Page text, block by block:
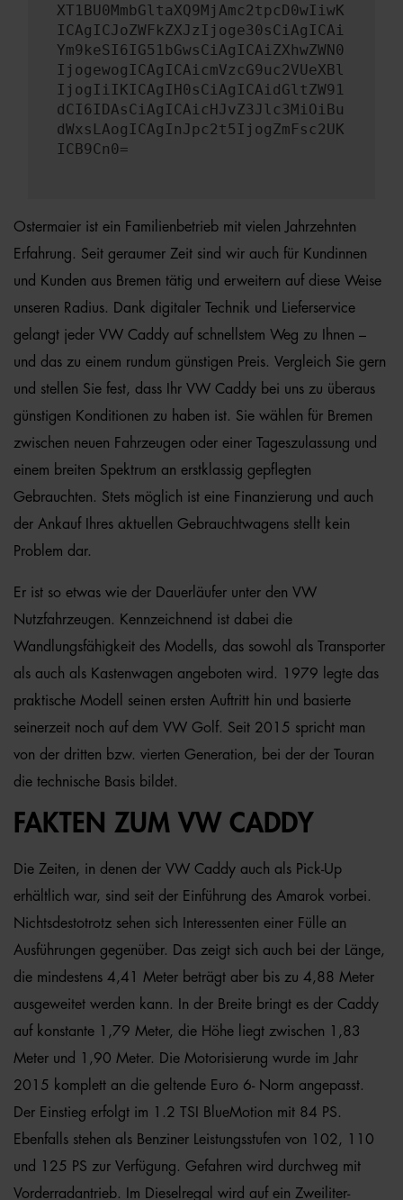
XT1BU0MmbGltaXQ9MjAmc2tpcD0wIiwK
ICAgICJoZWFkZXJzIjoge30sCiAgICAi
Ym9keSI6IG51bGwsCiAgICAiZXhwZWN0
IjogewogICAgICAicmVzcG9uc2VUeXBl
IjogIiIKICAgIH0sCiAgICAidGltZW91
dCI6IDAsCiAgICAicHJvZ3Jlc3MiOiBu
dWxsLAogICAgInJpc2t5IjogZmFsc2UK
ICB9Cn0=
Ostermaier ist ein Familienbetrieb mit vielen Jahrzehnten
Erfahrung. Seit geraumer Zeit sind wir auch für Kundinnen
und Kunden aus Bremen tätig und erweitern auf diese Weise
unseren Radius. Dank digitaler Technik und Lieferservice
gelangt jeder VW Caddy auf schnellstem Weg zu Ihnen –
und das zu einem rundum günstigen Preis. Vergleich Sie gern
und stellen Sie fest, dass Ihr VW Caddy bei uns zu überaus
günstigen Konditionen zu haben ist. Sie wählen für Bremen
zwischen neuen Fahrzeugen oder einer Tageszulassung und
einem breiten Spektrum an erstklassig gepflegten
Gebrauchten. Stets möglich ist eine Finanzierung und auch
der Ankauf Ihres aktuellen Gebrauchtwagens stellt kein
Problem dar.
Er ist so etwas wie der Dauerläufer unter den VW
Nutzfahrzeugen. Kennzeichnend ist dabei die
Wandlungsfähigkeit des Modells, das sowohl als Transporter
als auch als Kastenwagen angeboten wird. 1979 legte das
praktische Modell seinen ersten Auftritt hin und basierte
seinerzeit noch auf dem VW Golf. Seit 2015 spricht man
von der dritten bzw. vierten Generation, bei der der Touran
die technische Basis bildet.
FAKTEN ZUM VW CADDY
Die Zeiten, in denen der VW Caddy auch als Pick-Up
erhältlich war, sind seit der Einführung des Amarok vorbei.
Nichtsdestotrotz sehen sich Interessenten einer Fülle an
Ausführungen gegenüber. Das zeigt sich auch bei der Länge,
die mindestens 4,41 Meter beträgt aber bis zu 4,88 Meter
ausgeweitet werden kann. In der Breite bringt es der Caddy
auf konstante 1,79 Meter, die Höhe liegt zwischen 1,83
Meter und 1,90 Meter. Die Motorisierung wurde im Jahr
2015 komplett an die geltende Euro 6- Norm angepasst.
Der Einstieg erfolgt im 1.2 TSI BlueMotion mit 84 PS.
Ebenfalls stehen als Benziner Leistungsstufen von 102, 110
und 125 PS zur Verfügung. Gefahren wird durchweg mit
Vorderradantrieb. Im Dieselregal wird auf ein Zweiliter-